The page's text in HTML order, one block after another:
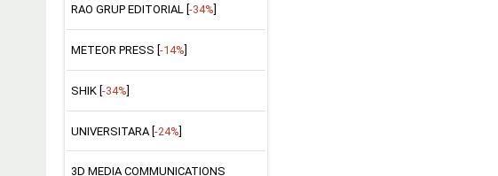
RAO GRUP EDITORIAL [ -34%
METEOR PRESS [ -14%
SHIK [-34%]
UNIVERSITARA [-24%]
3D MEDIA COMMUNICATIONS